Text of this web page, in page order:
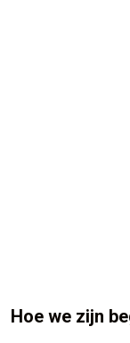
Hoe we zijn